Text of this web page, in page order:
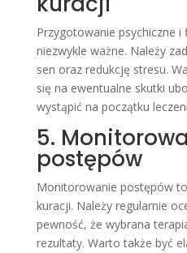
Przygotowanie psychiczne
niezwykle ważne. Należy
sen oraz redukcję stresu.
się na ewentualne skutki
wystąpić na początku
5.
postępów
Monitorowanie postępów
kuracji. Należy regularnie
pewność, że wybrana
rezultaty. Warto także być